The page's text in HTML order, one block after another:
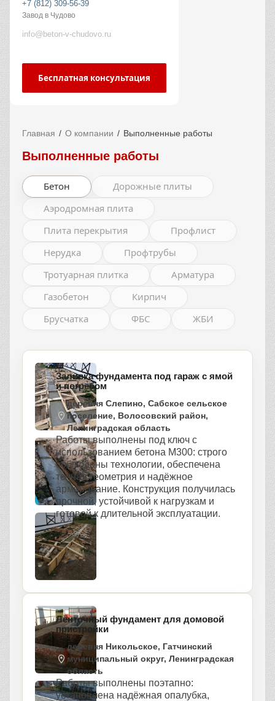
+7 (812) 309-56-39
Завод в Чудово
info@beton-v-chudovo.ru
Бесплатная консультация
Главная О компании Выполненные работы
Выполненные работы
Бетон
Дорожные плиты
Аэродромная плита
Плита перекрытия
Профлист
Нерудка
Профтрубы
Тротуарная плитка
Арматура
Газобетон
Кирпич
Брусчатка
ФБС ЖБИ
Заливка фундамента под гараж с ямой
и погребом
деревня Слепино, Сабское сельское
поселение, Волосовский район,
Ленинградская область
Работы выполнены под ключ с
использованием бетона М300: строго
соблюдены технологии, обеспечена
точная геометрия и надёжное
армирование. Конструкция получилась
прочной, устойчивой к нагрузкам и
готовой к длительной эксплуатации.
Ленточный фундамент для домовой
пристройки
деревня Никольское, Гатчинский
муниципальный округ, Ленинградская
область
Работы выполнены поэтапно:
установлена надёжная опалубка,